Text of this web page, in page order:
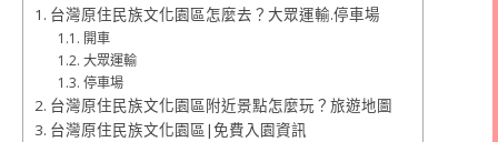
台灣原住民族文化園區怎麼去？大眾運輸.停車場
開車
大眾運輸
停車場
台灣原住民族文化園區附近景點怎麼玩？旅遊地圖
台灣原住民族文化園區|免費入園資訊